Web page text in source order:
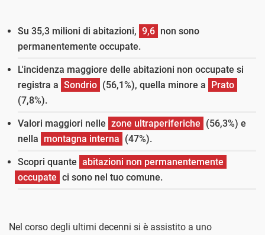
Su 35,3 milioni di abitazioni, 9,6 non sono
permanentemente occupate.
L'incidenza maggiore delle abitazioni non occupate si
registra a Sondrio (56,1%), quella minore a Prato
(7,8%).
Valori maggiori nelle zone ultraperiferiche (56,3%) e
nella montagna interna (47%).
Scopri quante abitazioni non permanentemente
occupate ci sono nel tuo comune.
Nel corso degli ultimi decenni si è assistito a uno